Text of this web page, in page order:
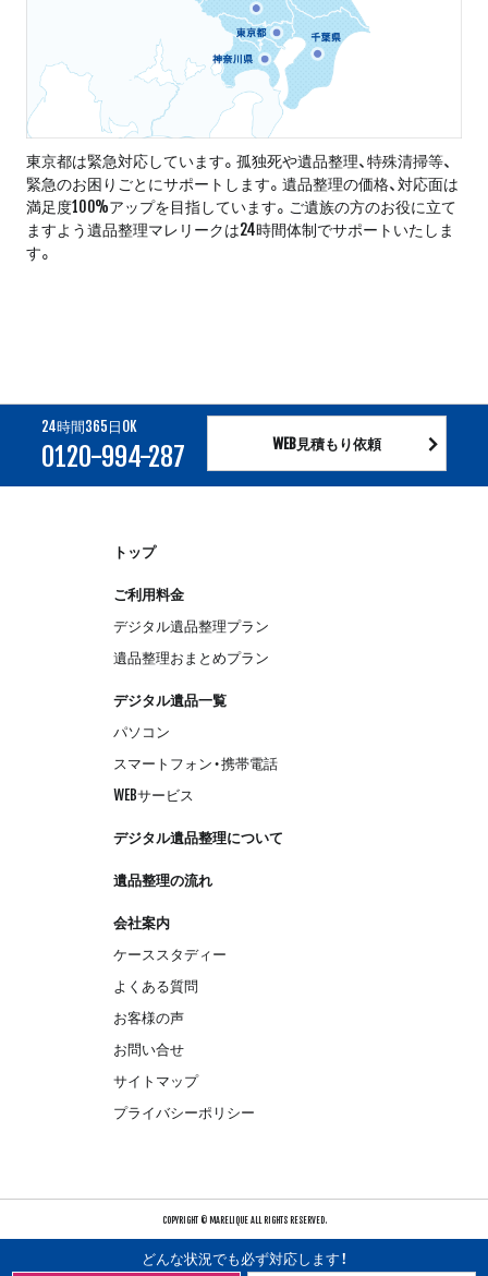
東京都は緊急対応しています。孤独死や遺品整理、特殊清掃等、
緊急のお困りごとにサポートします。遺品整理の価格、対応面は
満足度100%アップを目指しています。ご遺族の方のお役に立て
ますよう遺品整理マレリークは24時間体制でサポートいたしま
す。
24時間365日OK
0120-994-287 WEB見積もり依頼
トップ
ご利用料金
デジタル遺品整理プラン
遺品整理おまとめプラン
デジタル遺品一覧
パソコン
スマートフォン・携帯電話
WEBサービス
デジタル遺品整理について
遺品整理の流れ
会社案内
ケーススタディー
よくある質問
お客様の声
お問い合せ
サイトマップ
プライバシーポリシー
どんな状況でも必ず対応します！
COPYRIGHT © MARELIQUE ALL RIGHTS RESERVED.